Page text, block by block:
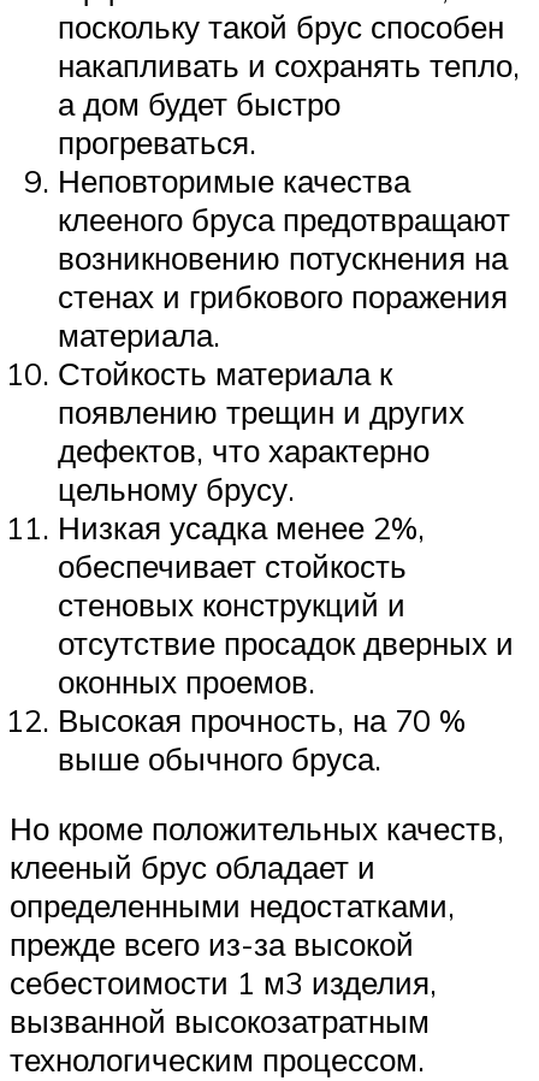
поскольку такой брус способен
накапливать и сохранять тепло,
а дом будет быстро
прогреваться.
Неповторимые качества
клееного бруса предотвращают
возникновению потускнения на
стенах и грибкового поражения
материала.
Стойкость материала к
появлению трещин и других
дефектов, что характерно
цельному брусу.
Низкая усадка менее 2%,
обеспечивает стойкость
стеновых конструкций и
отсутствие просадок дверных и
оконных проемов.
Высокая прочность, на 70 %
выше обычного бруса.
Но кроме положительных качеств,
клееный брус обладает и
определенными недостатками,
прежде всего из-за высокой
себестоимости 1 м3 изделия,
вызванной высокозатратным
технологическим процессом.